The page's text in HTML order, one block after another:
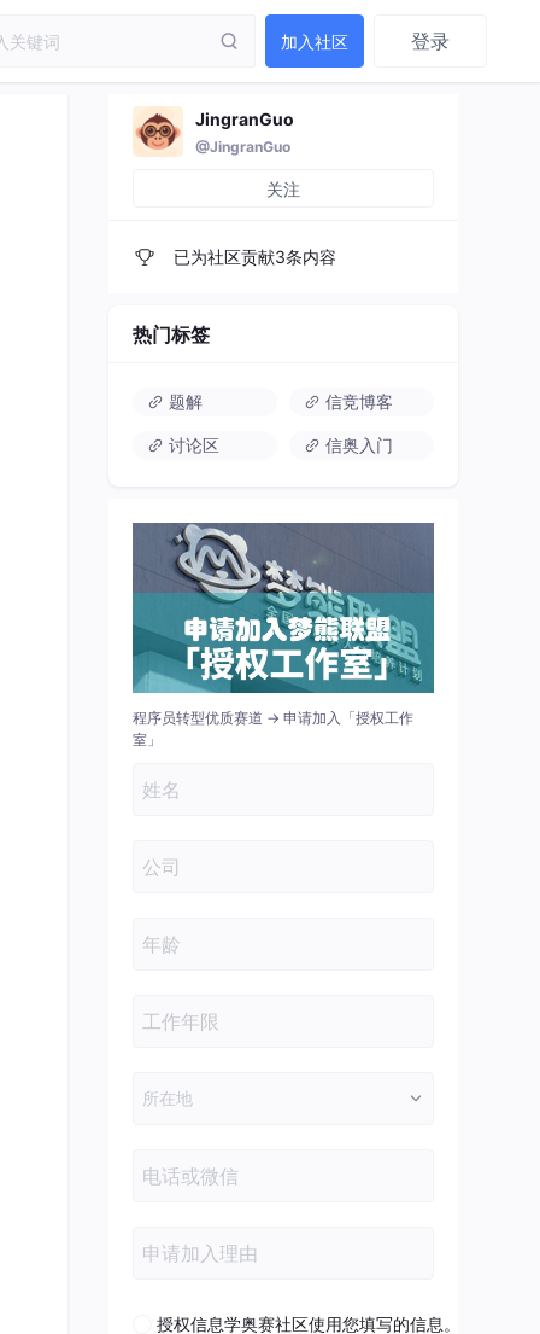
加入社区 登录
JingranGuo
@JingranGuo
关注
已为社区贡献3条内容
热门标签
题解 信竞博客
讨论区 信奥入门
程序员转型优质赛道 → 申请加入「授权工作
室」
授权信息学奥赛社区使用您填写的信息。